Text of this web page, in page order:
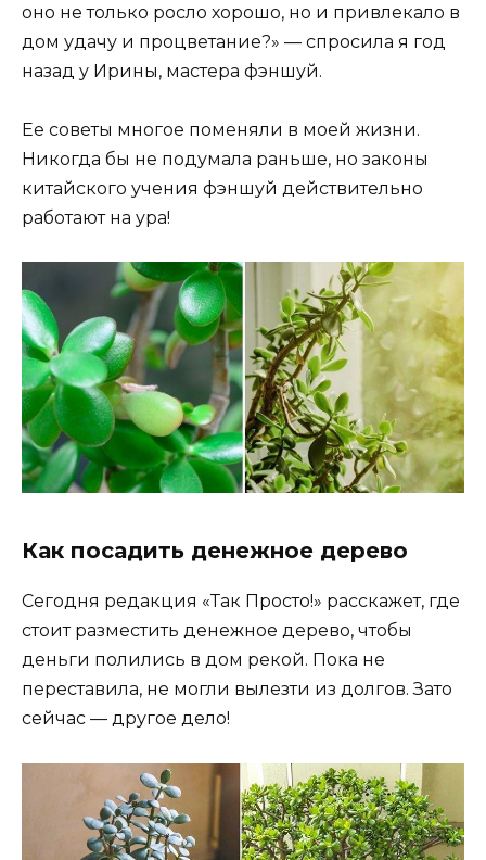
оно не только росло хорошо, но и привлекало в
дом удачу и процветание?» — спросила я год
назад у Ирины, мастера фэншуй.
Ее советы многое поменяли в моей жизни.
Никогда бы не подумала раньше, но законы
китайского учения фэншуй действительно
работают на ура!
Как посадить денежное дерево
Сегодня редакция «Так Просто!» расскажет, где
стоит разместить денежное дерево, чтобы
деньги полились в дом рекой. Пока не
переставила, не могли вылезти из долгов. Зато
сейчас — другое дело!